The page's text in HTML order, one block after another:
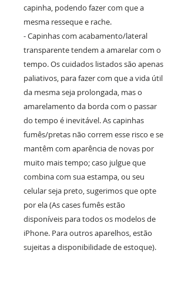
capinha, podendo fazer com que a
mesma resseque e rache.
- Capinhas com acabamento/lateral
transparente tendem a amarelar com o
tempo. Os cuidados listados são apenas
paliativos, para fazer com que a vida útil
da mesma seja prolongada, mas o
amarelamento da borda com o passar
do tempo é inevitável. As capinhas
fumês/pretas não correm esse risco e se
mantêm com aparência de novas por
muito mais tempo; caso julgue que
combina com sua estampa, ou seu
celular seja preto, sugerimos que opte
por ela (As cases fumês estão
disponíveis para todos os modelos de
iPhone. Para outros aparelhos, estão
sujeitas a disponibilidade de estoque).